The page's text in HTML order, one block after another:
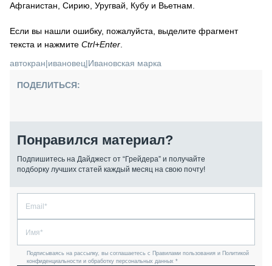
Афганистан, Сирию, Уругвай, Кубу и Вьетнам.
Если вы нашли ошибку, пожалуйста, выделите фрагмент
текста и нажмите Ctrl+Enter
автокран|ивановец|Ивановская марка
ПОДЕЛИТЬСЯ:
Понравился материал?
Подпишитесь на Дайджест от “Грейдера” и получайте
подборку лучших статей каждый месяц на свою почту!
Подписываясь на рассылку, вы соглашаетесь с Правилами пользования и Политикой
конфиденциальности и обработку персональных данных *